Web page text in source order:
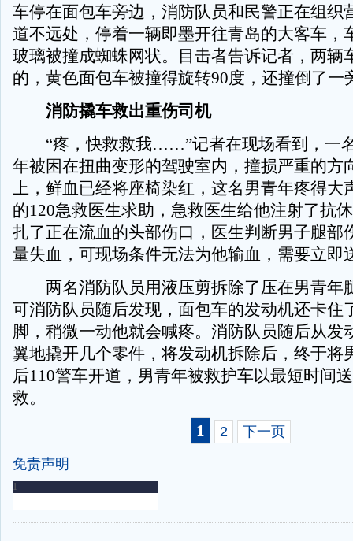
车停在面包车旁边，消防队员和民警正在组织
道不远处，停着一辆即墨开往青岛的大客车，
玻璃被撞成蜘蛛网状。目击者告诉记者，两辆
的，黄色面包车被撞得旋转90度，还撞倒了一
消防撬车救出重伤司机
“疼，快救救我……”记者在现场看到，一
年被困在扭曲变形的驾驶室内，撞损严重的方
上，鲜血已经将座椅染红，这名男青年疼得大
的120急救医生求助，急救医生给他注射了抗
扎了正在流血的头部伤口，医生判断男子腿部
量失血，可现场条件无法为他输血，需要立即
两名消防队员用液压剪拆除了压在男青年
可消防队员随后发现，面包车的发动机还卡住
脚，稍微一动他就会喊疼。消防队员随后从发
翼地撬开几个零件，将发动机拆除后，终于将
后110警车开道，男青年被救护车以最短时间
救。
1
2 下一页
免责声明
-